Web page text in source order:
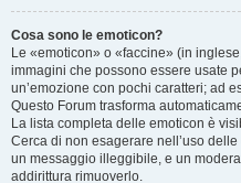
Cosa sono le emoticon?
Le «emoticon» o «faccine» (in
immagini che possono essere usate
un’emozione con pochi caratteri; ad
Questo Forum trasforma
La lista completa delle emoticon è
Cerca di non esagerare nell’uso
un messaggio illeggibile, e un
addirittura rimuoverlo.